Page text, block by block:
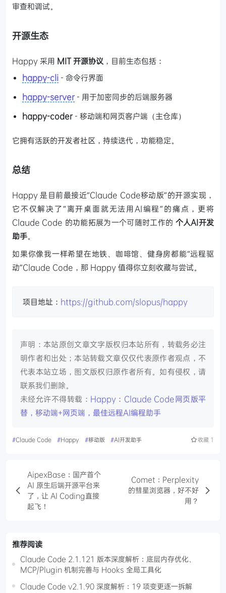
审查和调试。
开源生态
Happy 采用 MIT 开源协议 ，目前生态包括：
happy-cli - 命令行界面
happy-server - 用于加密同步的后端服务器
happy-coder- 移动端和网页客户端（主仓库）
它拥有活跃的开发者社区，持续迭代，功能稳定。
总结
Happy 是目前最接近“Claude Code移动版”的开源实现，
它不仅解决了“离开桌面就无法用AI编程”的痛点，更将
Claude Code 的功能拓展为一个可随时工作的 个人AI开发
助手。
如果你像我一样希望在地铁、咖啡馆、健身房都能“远程驱
动”Claude Code，那 Happy 值得你立刻收藏与尝试。
项目地址： https://github.com/slopus/happy
声明：本站原创文章文字版权归本站所有，转载务必注
明作者和出处；本站转载文章仅仅代表原作者观点，不
代表本站立场，图文版权归原作者所有。如有侵权，请
联系我们删除。
未经允许不得转载： Happy：Claude Code网页版平
替，移动端+网页端，最佳远程AI编程助手
#Claude Code #Happy #移动版 #AI开发助手 收藏 1
AipexBase：国产首个
AI 原生后端开源平台来
了，让 AI Coding直接
起飞！
Comet：Perplexity
的彗星浏览器，好不好
用？
推荐阅读
Claude Code 2.1.121 版本深度解析：底层内存优化、
MCP/Plugin 机制完善与 Hooks 全局工具化
Claude Code v2.1.90 深度解析：19 项变更逐一拆解